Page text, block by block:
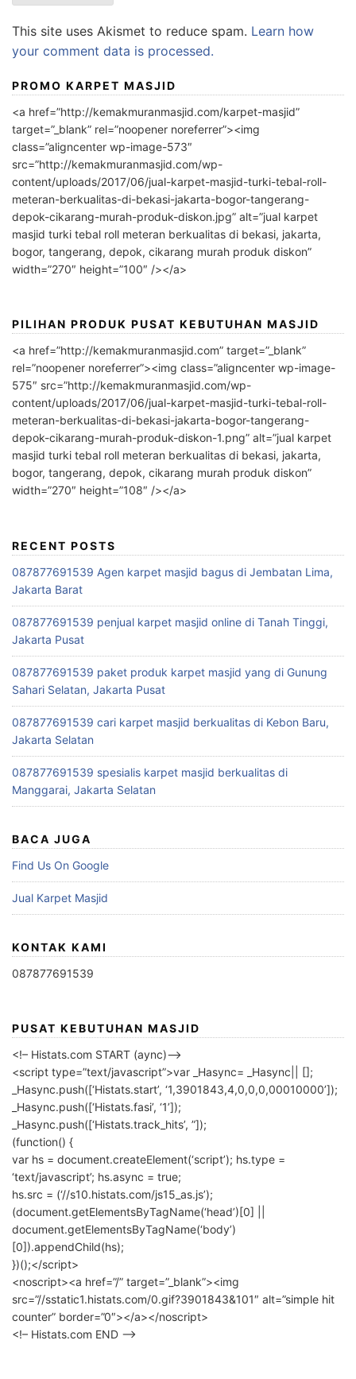
This site uses Akismet to reduce spam. Learn how
your comment data is processed.
PROMO KARPET MASJID
<a href=”http://kemakmuranmasjid.com/karpet-masjid”
target=”_blank” rel=”noopener noreferrer”><img
class=”aligncenter wp-image-573″
src=”http://kemakmuranmasjid.com/wp-
content/uploads/2017/06/jual-karpet-masjid-turki-tebal-roll-
meteran-berkualitas-di-bekasi-jakarta-bogor-tangerang-
depok-cikarang-murah-produk-diskon.jpg” alt=”jual karpet
masjid turki tebal roll meteran berkualitas di bekasi, jakarta,
bogor, tangerang, depok, cikarang murah produk diskon”
width=”270″ height=”100″ /></a>
PILIHAN PRODUK PUSAT KEBUTUHAN MASJID
<a href=”http://kemakmuranmasjid.com” target=”_blank”
rel=”noopener noreferrer”><img class=”aligncenter wp-image-
575″ src=”http://kemakmuranmasjid.com/wp-
content/uploads/2017/06/jual-karpet-masjid-turki-tebal-roll-
meteran-berkualitas-di-bekasi-jakarta-bogor-tangerang-
depok-cikarang-murah-produk-diskon-1.png” alt=”jual karpet
masjid turki tebal roll meteran berkualitas di bekasi, jakarta,
bogor, tangerang, depok, cikarang murah produk diskon”
width=”270″ height=”108″ /></a>
RECENT POSTS
087877691539 Agen karpet masjid bagus di Jembatan Lima,
Jakarta Barat
087877691539 penjual karpet masjid online di Tanah Tinggi,
Jakarta Pusat
087877691539 paket produk karpet masjid yang di Gunung
Sahari Selatan, Jakarta Pusat
087877691539 cari karpet masjid berkualitas di Kebon Baru,
Jakarta Selatan
087877691539 spesialis karpet masjid berkualitas di
Manggarai, Jakarta Selatan
BACA JUGA
Find Us On Google
Jual Karpet Masjid
KONTAK KAMI
087877691539
PUSAT KEBUTUHAN MASJID
<!– Histats.com START (aync)–>
<script type=”text/javascript”>var _Hasync= _Hasync|| [];
_Hasync.push([‘Histats.start’, ‘1,3901843,4,0,0,0,00010000’]);
_Hasync.push([‘Histats.fasi’, ‘1’]);
_Hasync.push([‘Histats.track_hits’, ”]);
(function() {
var hs = document.createElement(‘script’); hs.type =
‘text/javascript’; hs.async = true;
hs.src = (‘//s10.histats.com/js15_as.js’);
(document.getElementsByTagName(‘head’)[0] ||
document.getElementsByTagName(‘body’)
[0]).appendChild(hs);
})();</script>
<noscript><a href=”/” target=”_blank”><img
src=”//sstatic1.histats.com/0.gif?3901843&101″ alt=”simple hit
counter” border=”0″></a></noscript>
<!– Histats.com END –>